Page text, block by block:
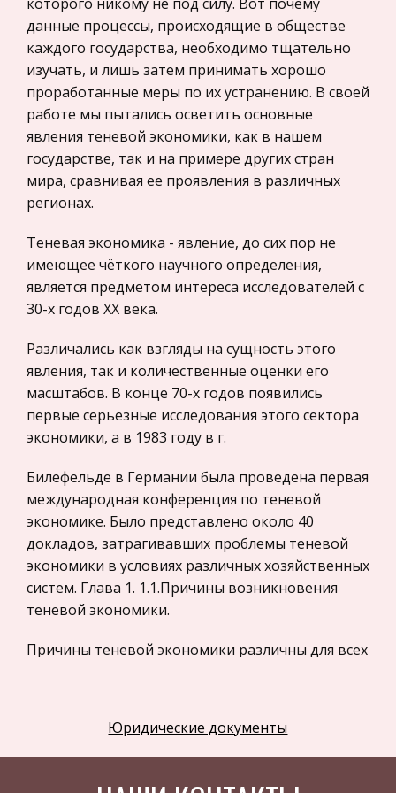
Законодательство и право
Прокурорский надзор
Геология
Административное право
Историческая личность
Банковское дело и кредитование
Архитектура
Конституционное (государственное) право
России
Экономико-математическое
Компьютеры и периферийные устройства
Астрономия
Программное обеспечение
Разное
Уголовное и уголовно-исполнительное
право
Налоговое право
Техника
Компьютеры, Программирование
История экономических учений
Физкультура и Спорт
Духовная культура народов Сибири
Безусловно, что па эти вопросы должен быть
только отрицательный ответ. Мне, как
будущему академику и специалисту необходимо
знать историю своих предков прежде всего
потому, что знание нашей сибирской
Установка электроцентробежного насоса
откачке жидкости, содержащих газ, песок, и
коррозионо-активные элементы. Установки
погружных центробежных насосов
предназначены дл я откачки из нефт я ных
скважин
данные процессы, происходящие в обществе
каждого государства, необходимо тщательно
изучать, и лишь затем принимать хорошо
проработанные меры по их устранению. В своей
работе мы пытались осветить основные
явления теневой экономики, как в нашем
государстве, так и на примере других стран
мира, сравнивая ее проявления в различных
регионах.
Теневая экономика - явление, до сих пор не
имеющее чёткого научного определения,
является предметом интереса исследователей с
30-х годов XX века.
Различались как взгляды на сущность этого
явления, так и количественные оценки его
масштабов. В конце 70-х годов появились
первые серьезные исследования этого сектора
экономики, а в 1983 году в г.
Билефельде в Германии была проведена первая
международная конференция по теневой
экономике. Было представлено около 40
докладов, затрагивавших проблемы теневой
экономики в условиях различных хозяйственных
систем. Глава 1. 1.1.Причины возникновения
теневой экономики.
Причины теневой экономики различны для всех
если иметь в виду не самые устоявшиеся
отрасли рыночной экономики.
Юридические документы